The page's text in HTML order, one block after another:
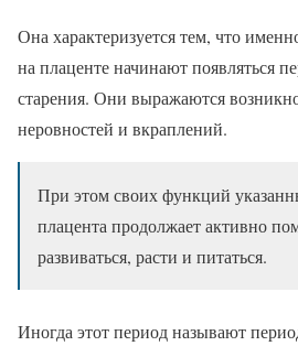
Она характеризуется тем, что
на плаценте начинают появляться
старения. Они выражаются
неровностей и вкраплений.
При этом своих функций
плацента продолжает активно
развиваться, расти и питаться.
Иногда этот период называют